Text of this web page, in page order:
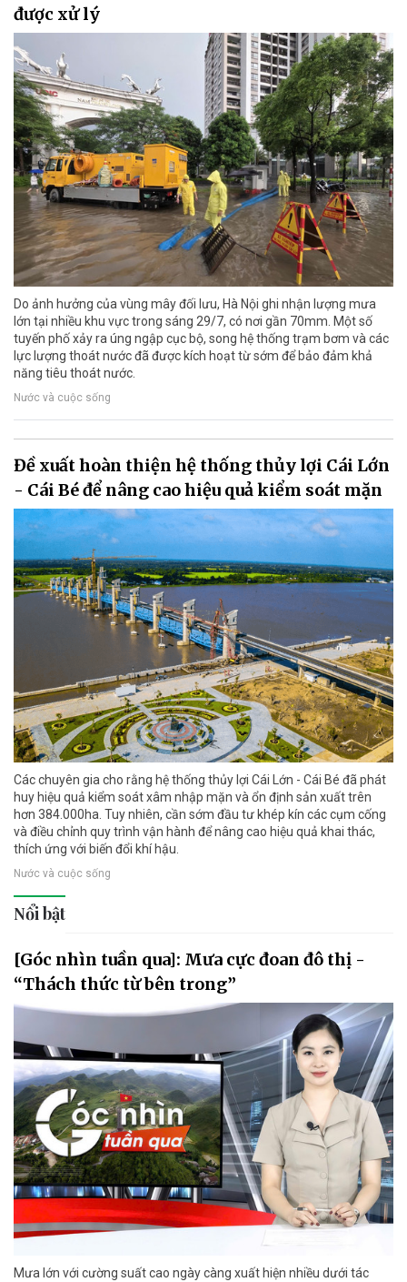
được xử lý
Do ảnh hưởng của vùng mây đối lưu, Hà Nội ghi nhận lượng mưa
lớn tại nhiều khu vực trong sáng 29/7, có nơi gần 70mm. Một số
tuyến phố xảy ra úng ngập cục bộ, song hệ thống trạm bơm và các
lực lượng thoát nước đã được kích hoạt từ sớm để bảo đảm khả
năng tiêu thoát nước.
Nước và cuộc sống
Đề xuất hoàn thiện hệ thống thủy lợi Cái Lớn
- Cái Bé để nâng cao hiệu quả kiểm soát mặn
Các chuyên gia cho rằng hệ thống thủy lợi Cái Lớn - Cái Bé đã phát
huy hiệu quả kiểm soát xâm nhập mặn và ổn định sản xuất trên
hơn 384.000ha. Tuy nhiên, cần sớm đầu tư khép kín các cụm cống
và điều chỉnh quy trình vận hành để nâng cao hiệu quả khai thác,
thích ứng với biến đổi khí hậu.
Nước và cuộc sống
Nổi bật
[Góc nhìn tuần qua]: Mưa cực đoan đô thị -
“Thách thức từ bên trong”
Mưa lớn với cường suất cao ngày càng xuất hiện nhiều dưới tác